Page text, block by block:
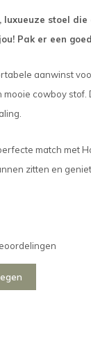
luxueuze stoel
Pak er een
aanwinst
mooie cowboy
match met
zitten en